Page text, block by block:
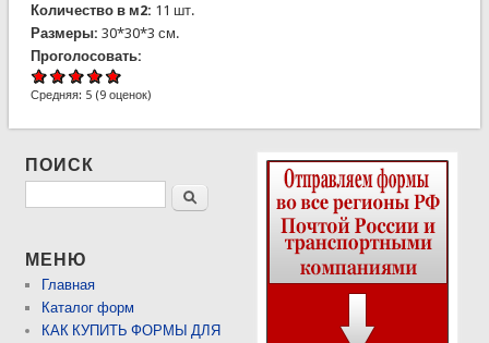
Количество в м2: 11 шт.
Размеры: 30*30*3 см.
Проголосовать:
Средняя: 5 (9оценок)
ПОИСК
Поиск
МЕНЮ
Главная
Каталог форм
КАК КУПИТЬ ФОРМЫ ДЛЯ